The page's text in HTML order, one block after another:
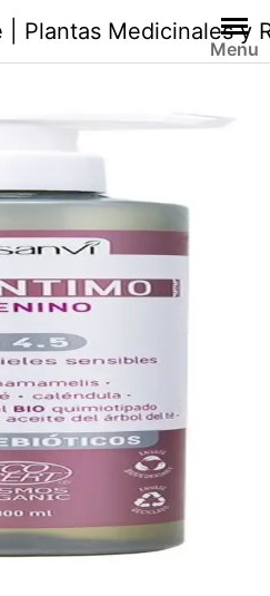
| Plantas Medicinales y
Menu